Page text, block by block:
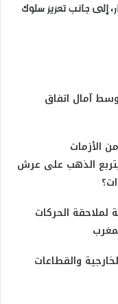
إلى جانب تعزيز سلوك
آمال اتفاق
الأزمات
الذهب على عرش
لملاحقة الحركات
والقطاعات